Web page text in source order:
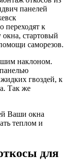
переходят к
окна, стартовый
саморезов.
наклоном.
гвоздей, к
Так же
Ваши окна
теплом и
для